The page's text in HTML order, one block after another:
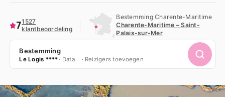
71527
klantbeoordeling
Bestemming Charente-Maritime
Charente-Maritime – Saint-
Palais-sur-Mer
Bestemming
Le Logis **** Data Reizigers toevoegen